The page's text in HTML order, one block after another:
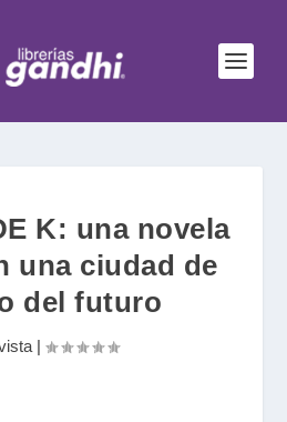
K: una novela
una ciudad de
del futuro
|